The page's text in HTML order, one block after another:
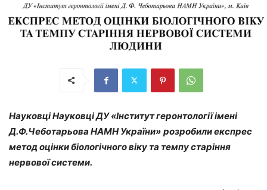
НауковціНауковці ДУ «Інститут геронтології імені
Д.Ф.Чеботарьова НАМН України» розробили експрес
метод оцінки біологічного віку та темпу старіння
нервової системи.